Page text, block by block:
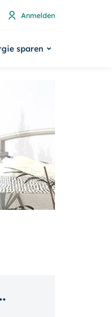
Anmelden
sparen